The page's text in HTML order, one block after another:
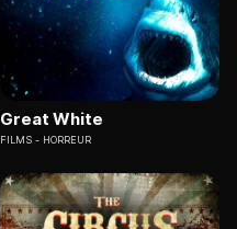
Great White
FILMS HORREUR